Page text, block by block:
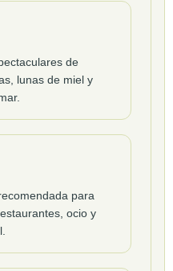
de
lunas de miel y
para
ocio y